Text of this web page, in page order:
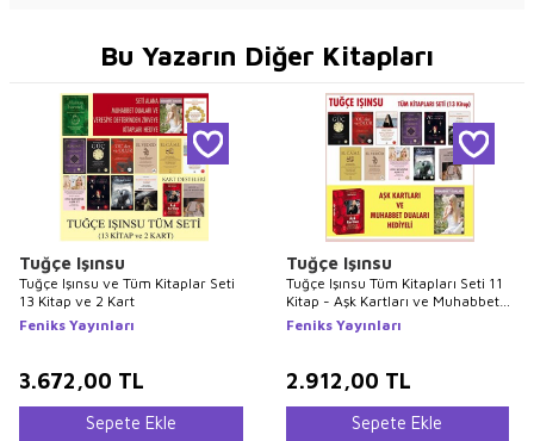
Bu Yazarın Diğer Kitapları
Tuğçe Işınsu
Tuğçe Işınsu ve Tüm Kitaplar Seti
13 Kitap ve 2 Kart
Feniks Yayınları
3.672,00 TL
Sepete Ekle
Tuğçe Işınsu
Tuğçe Işınsu Tüm Kitapları Seti 11
Kitap - Aşk Kartları ve Muhabbet
Duaları Hediyeli
Feniks Yayınları
2.912,00 TL
Sepete Ekle